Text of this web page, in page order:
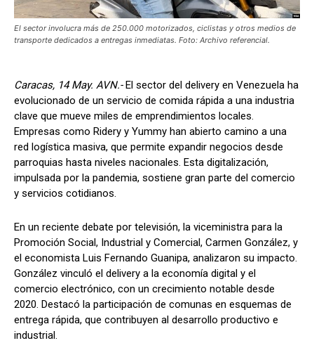
El sector involucra más de 250.000 motorizados, ciclistas y otros medios de
transporte dedicados a entregas inmediatas. Foto: Archivo referencial.
Caracas, 14 May. AVN.- El sector del delivery en Venezuela ha
evolucionado de un servicio de comida rápida a una industria
clave que mueve miles de emprendimientos locales.
Empresas como Ridery y Yummy han abierto camino a una
red logística masiva, que permite expandir negocios desde
parroquias hasta niveles nacionales. Esta digitalización,
impulsada por la pandemia, sostiene gran parte del comercio
y servicios cotidianos.
En un reciente debate por televisión, la viceministra para la
Promoción Social, Industrial y Comercial, Carmen González, y
el economista Luis Fernando Guanipa, analizaron su impacto.
González vinculó el delivery a la economía digital y el
comercio electrónico, con un crecimiento notable desde
2020. Destacó la participación de comunas en esquemas de
entrega rápida, que contribuyen al desarrollo productivo e
industrial.